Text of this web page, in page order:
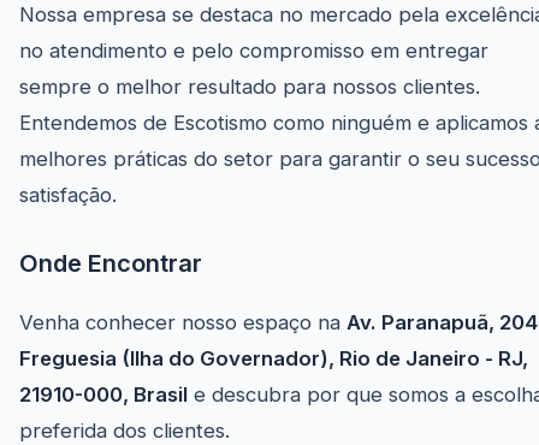
Nossa empresa se destaca no mercado pela
no atendimento e pelo compromisso em entregar
sempre o melhor resultado para nossos clientes.
Entendemos de Escotismo como ninguém e aplicamos
melhores práticas do setor para garantir o seu
satisfação.
Onde Encontrar
Venha conhecer nosso espaço na Av. Paranapuã,
Freguesia (Ilha do Governador), Rio de Janeiro - RJ,
21910-000, Brasil e descubra por que somos a
preferida dos clientes.